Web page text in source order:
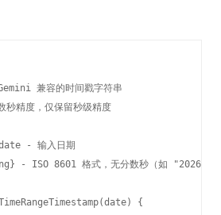
兼容的时间戳字符串
秒精度，仅保留秒级精度
- 输入日期
- ISO 8601 格式，无分数秒（如 "2026-
{